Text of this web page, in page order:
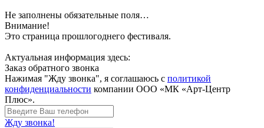
Не заполнены обязательные поля…
Внимание!
Это страница прошлогоднего фестиваля.
Актуальная информация здесь:
Заказ обратного звонка
Нажимая "Жду звонка", я соглашаюсь с политикой
конфиденциальности компании ООО «МК «Арт-Центр
Плюс».
Жду звонка!